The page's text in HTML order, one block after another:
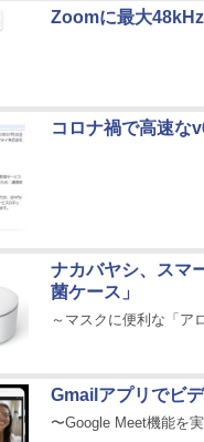
Zoomに最大
コロナ禍で高速な
ナカバヤシ、スマ
菌ケース」
～マスクに便利な「ア
Gmailアプリでビ
〜Google Meet機能を